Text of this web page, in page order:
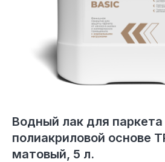
Водный лак для паркета
полиакриловой основе
матовый, 5 л.